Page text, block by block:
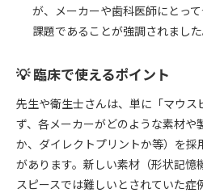
が、メーカーや歯科医師にとっ
課題であることが強調されました
💡 臨床で使えるポイント
先生や衛生士さんは、単に「マウス
ず、各メーカーがどのような素材や
か、ダイレクトプリントか等）を
があります。新しい素材（形状記憶
スピースでは難しいとされていた